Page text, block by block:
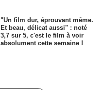
"Un film dur, éprouvant même.
Et beau, délicat aussi" : noté
3,7 sur 5, c'est le film à voir
absolument cette semaine !